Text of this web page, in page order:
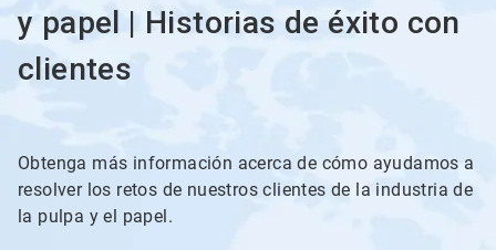
y papel | Historias de éxito con
clientes
Obtenga más información acerca de cómo ayudamos a
resolver los retos de nuestros clientes de la industria de
la pulpa y el papel.